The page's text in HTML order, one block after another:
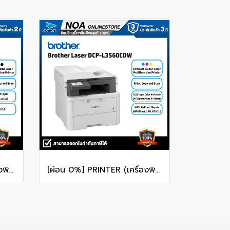
[ผ่อน 0%] PRINTER (เครื่องพิมพ์) BROTHER DCP-1510 MONO LASER MULTI-FUNCTION [ผ่อน 0%] PRINTER (เครื่องพิมพ์ไร้สาย) BROTHER DCP-L3560CDW COLOUR LASER MULTI-FUNCTION